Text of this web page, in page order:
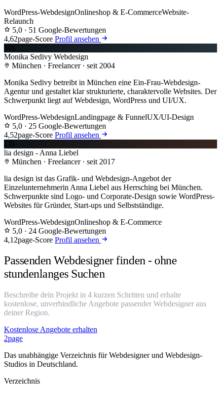
WordPress-WebdesignOnlineshop & E-CommerceWebsite-
Relaunch
5,0 · 51 Google-Bewertungen
4,62page-Score Profil ansehen
MS
Monika Sedivy Webdesign
München · Freelancer · seit 2004
Monika Sedivy betreibt in München eine Ein-Frau-Webdesign-
Agentur und gestaltet klar strukturierte, charaktervolle Websites. Der
Schwerpunkt liegt auf Webdesign, WordPress und UI/UX.
WordPress-WebdesignLandingpage & FunnelUX/UI-Design
5,0 · 25 Google-Bewertungen
4,52page-Score Profil ansehen
LD
lia design - Anna Liebel
München · Freelancer · seit 2017
lia design ist das Grafik- und Webdesign-Angebot der
Einzelunternehmerin Anna Liebel aus Herrsching bei München.
Schwerpunkte sind Logo- und Corporate-Design sowie WordPress-
Websites für Gründer, Start-ups und Selbstständige.
WordPress-WebdesignOnlineshop & E-Commerce
5,0 · 24 Google-Bewertungen
4,1 2page-Score Profil ansehen
Passenden Webdesigner finden - ohne
stundenlanges Suchen
Beschreibe dein Projekt in 4 kurzen Schritten und erhalte
kostenlose, unverbindliche Angebote passender Webdesigner aus
deiner Region.
Kostenlose Angebote erhalten
2page
Das unabhängige Verzeichnis für Webdesigner und Webdesign-
Studios in Deutschland.
Verzeichnis